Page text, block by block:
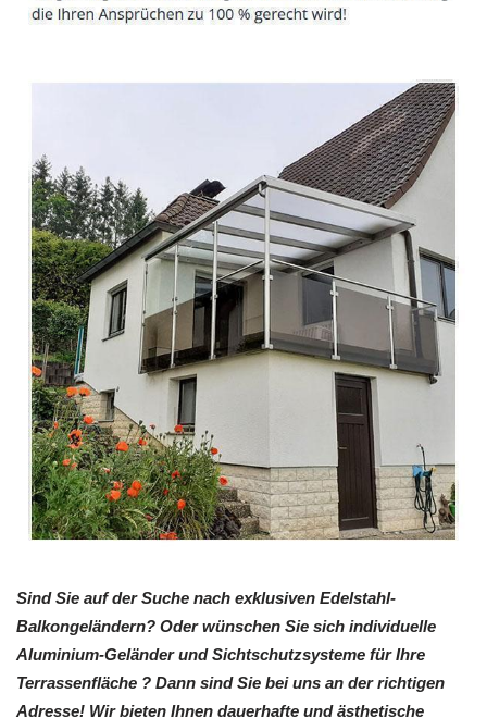
Sind Sie auf der Suche nach exklusiven Edelstahl-
Balkongeländern? Oder wünschen Sie sich individuelle
Aluminium-Geländer und Sichtschutzsysteme für Ihre
Terrassenfläche ? Dann sind Sie bei uns an der richtigen
Adresse! Wir bieten Ihnen dauerhafte und ästhetische